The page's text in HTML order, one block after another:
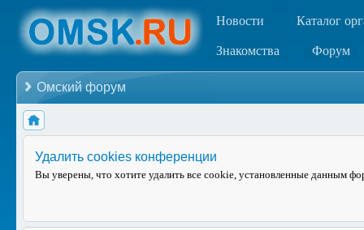
Новости Каталог
Знакомства Форум
Омский форум
Удалить cookies конференции
Вы уверены, что хотите удалить все cookie, установленные данным